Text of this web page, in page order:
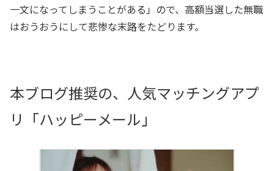
一文になってしまうことがある」ので、高額当選した無職
はおうおうにして悲惨な末路をたどります。
本ブログ推奨の、人気マッチングアプ
リ「ハッピーメール」